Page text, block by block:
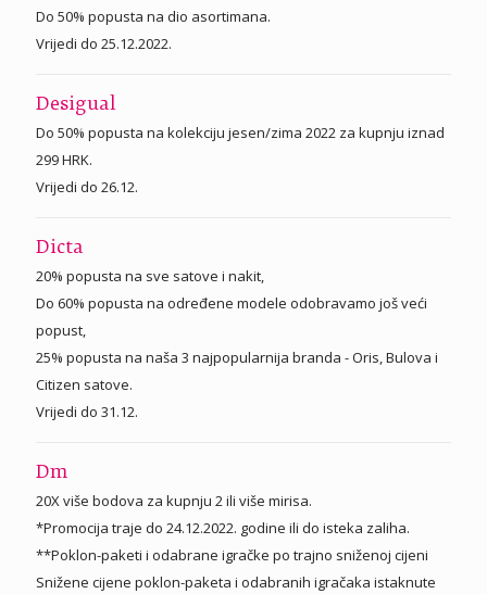
Do 50% popusta na dio asortimana.
Vrijedi do 25.12.2022.
Desigual
Do 50% popusta na kolekciju jesen/zima 2022 za kupnju iznad
299 HRK.
Vrijedi do 26.12.
Dicta
20% popusta na sve satove i nakit,
Do 60% popusta na određene modele odobravamo još veći
popust,
25% popusta na naša 3 najpopularnija branda - Oris, Bulova i
Citizen satove.
Vrijedi do 31.12.
Dm
20X više bodova za kupnju 2 ili više mirisa.
*Promocija traje do 24.12.2022. godine ili do isteka zaliha.
**Poklon-paketi i odabrane igračke po trajno sniženoj cijeni
Snižene cijene poklon-paketa i odabranih igračaka istaknute